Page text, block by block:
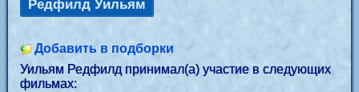
Редфилд Уильям
Добавить в подборки
Уильям Редфилд принимал(а) участие в следующих
фильмах: